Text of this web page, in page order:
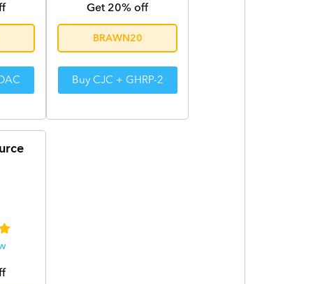
Get 20% off
BRAWN20
Buy CJC + GHRP-2